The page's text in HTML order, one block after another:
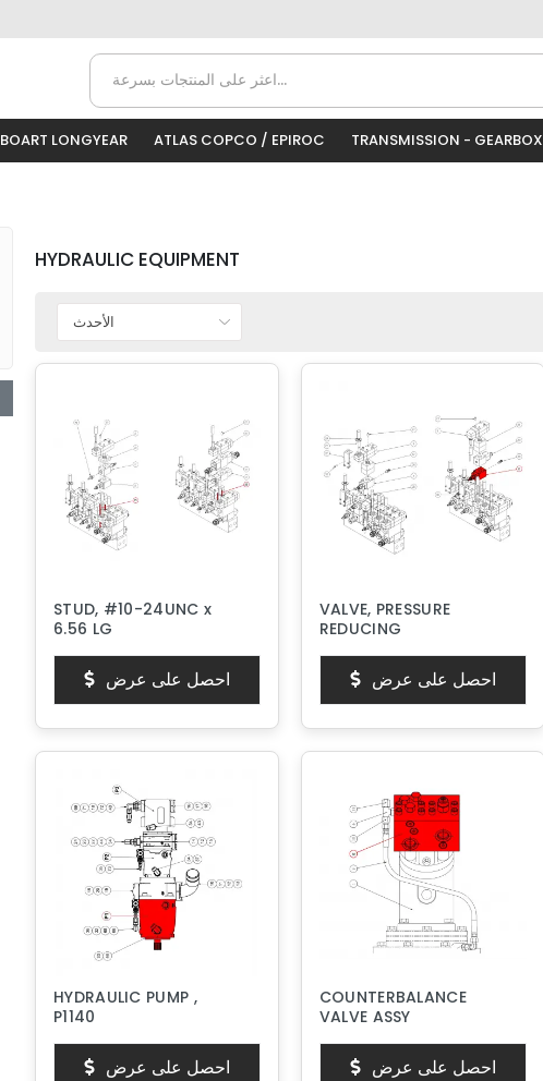
BOART LONGYEAR ATLAS COPCO / EPIROC TRANSMISSION - GEARBOX
HYDRAULIC EQUIPMENT
STUD, #10-24UNC x
6.56 LG
احصل على عرض
VALVE, PRESSURE
REDUCING
احصل على عرض
HYDRAULIC PUMP ,
P1140
احصل على عرض
COUNTERBALANCE
VALVE ASSY
احصل على عرض